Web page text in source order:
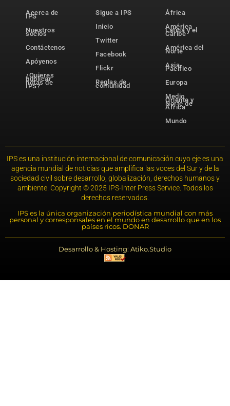
Acerca de
IPS
Nuestros
socios
Contáctenos
Apóyenos
¿Quieres
publicar
notas de
IPS?
Sigue a IPS
Inicio
Twitter
Facebook
Flickr
Reglas de
comunidad
África
América
Latina y el
Caribe
América del
Norte
Asia-
Pacífico
Europa
Medio
Oriente y
Norte de
África
Mundo
IPS es una institución internacional de comunicación cuyo eje es una
agencia mundial de noticias que amplifica las voces del Sur y de la
sociedad civil sobre desarrollo, globalización, derechos humanos y
ambiente. Copyright © 2025 IPS-Inter Press Service. Todos los
derechos reservados.
IPS es la única organización periodística mundial con más
personal y corresponsales en el mundo en desarrollo que en los
países ricos. DONAR
Desarrollo & Hosting: Atiko.Studio